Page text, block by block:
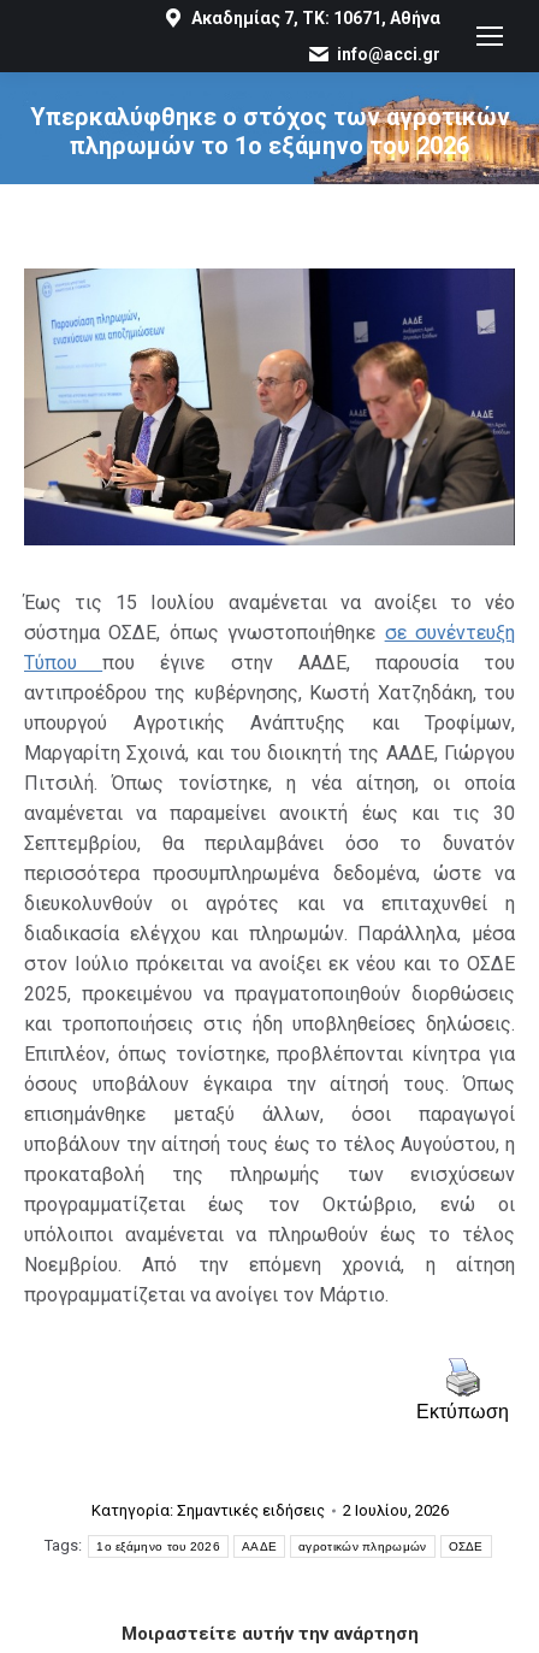
Ακαδημίας 7, ΤΚ: 10671, Αθήνα
info@acci.gr
Υπερκαλύφθηκε ο στόχος των αγροτικών
πληρωμών το 1ο εξάμηνο του 2026
You are here:
Έως τις 15 Ιουλίου αναμένεται να ανοίξει το νέο
σύστημα ΟΣΔΕ, όπως γνωστοποιήθηκε σε συνέντευξη
Τύπουπου έγινε στην ΑΑΔΕ, παρουσία του
αντιπροέδρου της κυβέρνησης, Κωστή Χατζηδάκη, του
υπουργού Αγροτικής Ανάπτυξης και Τροφίμων,
Μαργαρίτη Σχοινά, και του διοικητή της ΑΑΔΕ, Γιώργου
Πιτσιλή. Όπως τονίστηκε, η νέα αίτηση, οι οποία
αναμένεται να παραμείνει ανοικτή έως και τις 30
Σεπτεμβρίου, θα περιλαμβάνει όσο το δυνατόν
περισσότερα προσυμπληρωμένα δεδομένα, ώστε να
διευκολυνθούν οι αγρότες και να επιταχυνθεί η
διαδικασία ελέγχου και πληρωμών. Παράλληλα, μέσα
στον Ιούλιο πρόκειται να ανοίξει εκ νέου και το ΟΣΔΕ
2025, προκειμένου να πραγματοποιηθούν διορθώσεις
και τροποποιήσεις στις ήδη υποβληθείσες δηλώσεις.
Επιπλέον, όπως τονίστηκε, προβλέπονται κίνητρα για
όσους υποβάλουν έγκαιρα την αίτησή τους. Όπως
επισημάνθηκε μεταξύ άλλων, όσοι παραγωγοί
υποβάλουν την αίτησή τους έως το τέλος Αυγούστου, η
προκαταβολή της πληρωμής των ενισχύσεων
προγραμματίζεται έως τον Οκτώβριο, ενώ οι
υπόλοιποι αναμένεται να πληρωθούν έως το τέλος
Νοεμβρίου. Από την επόμενη χρονιά, η αίτηση
προγραμματίζεται να ανοίγει τον Μάρτιο.
Εκτύπωση
Κατηγορία: Σημαντικές ειδήσεις
2 Ιουλίου, 2026
Tags:
1ο εξάμηνο του 2026 ΑΑΔΕ αγροτικών πληρωμών ΟΣΔΕ
Μοιραστείτε αυτήν την ανάρτηση